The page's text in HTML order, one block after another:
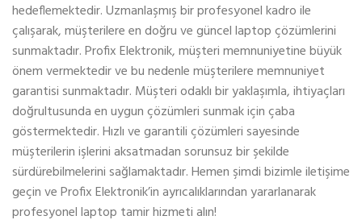
hedeflemektedir. Uzmanlaşmış bir profesyonel kadro ile
çalışarak, müşterilere en doğru ve güncel laptop çözümlerini
sunmaktadır. Profix Elektronik, müşteri memnuniyetine büyük
önem vermektedir ve bu nedenle müşterilere memnuniyet
garantisi sunmaktadır. Müşteri odaklı bir yaklaşımla, ihtiyaçları
doğrultusunda en uygun çözümleri sunmak için çaba
göstermektedir. Hızlı ve garantili çözümleri sayesinde
müşterilerin işlerini aksatmadan sorunsuz bir şekilde
sürdürebilmelerini sağlamaktadır. Hemen şimdi bizimle iletişime
geçin ve Profix Elektronik’in ayrıcalıklarından yararlanarak
profesyonel laptop tamir hizmeti alın!